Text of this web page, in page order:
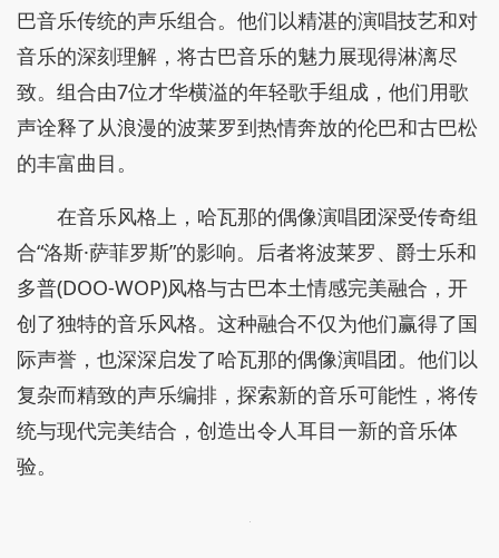
巴音乐传统的声乐组合。他们以精湛的演唱技艺和对
音乐的深刻理解，将古巴音乐的魅力展现得淋漓尽
致。组合由7位才华横溢的年轻歌手组成，他们用歌
声诠释了从浪漫的波莱罗到热情奔放的伦巴和古巴松
的丰富曲目。
在音乐风格上，哈瓦那的偶像演唱团深受传奇组
合“洛斯·萨菲罗斯”的影响。后者将波莱罗、爵士乐和
多普(DOO-WOP)风格与古巴本土情感完美融合，开
创了独特的音乐风格。这种融合不仅为他们赢得了国
际声誉，也深深启发了哈瓦那的偶像演唱团。他们以
复杂而精致的声乐编排，探索新的音乐可能性，将传
统与现代完美结合，创造出令人耳目一新的音乐体
验。